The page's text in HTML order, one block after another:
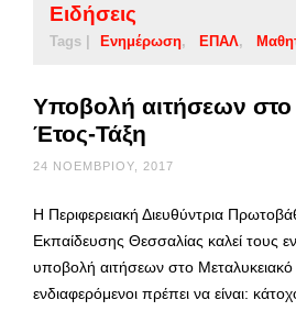
Ειδήσεις
Tags | Ενημέρωση ΕΠΑΛ
Υποβολή αιτήσεων στο
Έτος-Τάξη
24 ΝΟΕΜΒΡΊΟΥ, 2017
Η Περιφερειακή Διευθύντρια
Εκπαίδευσης Θεσσαλίας καλεί τους
υποβολή αιτήσεων στο
ενδιαφερόμενοι πρέπει να είναι: